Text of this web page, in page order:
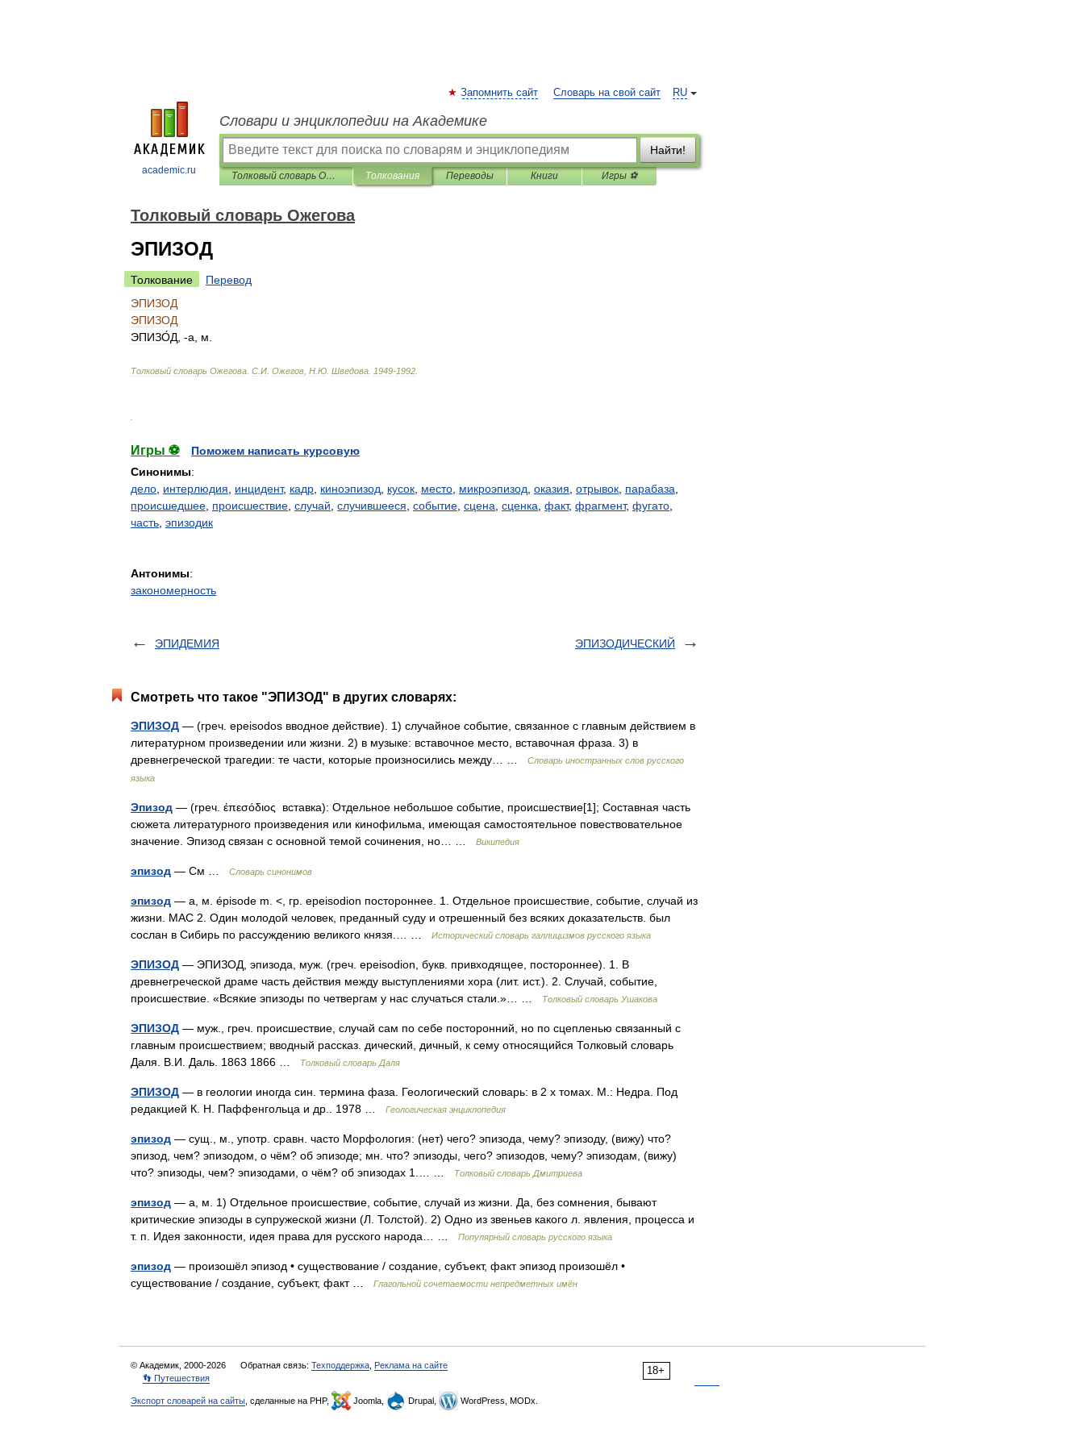
academic.ru
RU
Запомнить сайт Словарь на свой сайт
Словари и энциклопедии на Академике
Найти!
Толковый словарь Ожегова Толкования Переводы Книги Игры ⚽
Толковый словарь Ожегова
ЭПИЗОД
Толкование
Перевод
ЭПИЗОД
ЭПИЗОД
ЭПИЗО́Д , -а м
Толковый словарь Ожегова С И Ожегов Н Ю Шведова 1949-1992
Игры ⚽
Поможем написать курсовую
Синонимы:
дело интерлюдия инцидент, кадр киноэпизод кусок место микроэпизод оказия отрывок парабаза
происшедшее происшествие случай случившееся событие сцена сценка факт, фрагмент, фугато
часть эпизодик
Антонимы:
закономерность
ЭПИДЕМИЯ ЭПИЗОДИЧЕСКИЙ
Смотреть что такое "ЭПИЗОД" в других словарях:
ЭПИЗОД — (греч. epeisodos вводное действие). 1) случайное событие, связанное с главным действием в
литературном произведении или жизни. 2) в музыке: вставочное место, вставочная фраза. 3) в
древнегреческой трагедии: те части, которые произносились между… …
Словарь иностранных слов русского
языка
Эпизод — (греч. έπεσόδιος вставка): Отдельное небольшое событие, происшествие[1]; Составная часть
сюжета литературного произведения или кинофильма, имеющая самостоятельное повествовательное
значение. Эпизод связан с основной темой сочинения, но… …
Википедия
эпизод — См … Словарь синонимов
эпизод — а, м. épisode m. <, гр. epeisodion постороннее. 1. Отдельное происшествие, событие, случай из
жизни. МАС 2. Один молодой человек, преданный суду и отрешенный без всяких доказательств. был
сослан в Сибирь по рассуждению великого князя.… …
Исторический словарь галлицизмов русского языка
ЭПИЗОД — ЭПИЗОД, эпизода, муж. (греч. epeisodion, букв. привходящее, постороннее). 1. В
древнегреческой драме часть действия между выступлениями хора (лит. ист.). 2. Случай, событие,
происшествие. «Всякие эпизоды по четвергам у нас случаться стали.»… …
Толковый словарь Ушакова
ЭПИЗОД — муж., греч. происшествие, случай сам по себе посторонний, но по сцепленью связанный с
главным происшествием; вводный рассказ. дический, дичный, к сему относящийся Толковый словарь
Даля. В.И. Даль. 1863 1866 …
Толковый словарь Даля
ЭПИЗОД — в геологии иногда син. термина фаза. Геологический словарь: в 2 х томах. М.: Недра. Под
редакцией К. Н. Паффенгольца и др.. 1978 …
Геологическая энциклопедия
эпизод — сущ., м., употр. сравн. часто Морфология: (нет) чего? эпизода, чему? эпизоду, (вижу) что?
эпизод, чем? эпизодом, о чём? об эпизоде; мн. что? эпизоды, чего? эпизодов, чему? эпизодам, (вижу)
что? эпизоды, чем? эпизодами, о чём? об эпизодах 1.… …
Толковый словарь Дмитриева
эпизод — а, м. 1) Отдельное происшествие, событие, случай из жизни. Да, без сомнения, бывают
критические эпизоды в супружеской жизни (Л. Толстой). 2) Одно из звеньев какого л. явления, процесса и
т. п. Идея законности, идея права для русского народа… …
Популярный словарь русского языка
эпизод — произошёл эпизод • существование / создание, субъект, факт эпизод произошёл •
существование / создание, субъект, факт …
Глагольной сочетаемости непредметных имён
18+
© Академик, 2000-2026 Обратная связь: Техподдержка Реклама на сайте
👣 Путешествия
Экспорт словарей на сайты , сделанные на PHP, Joomla, Drupal, WordPress, MODx.